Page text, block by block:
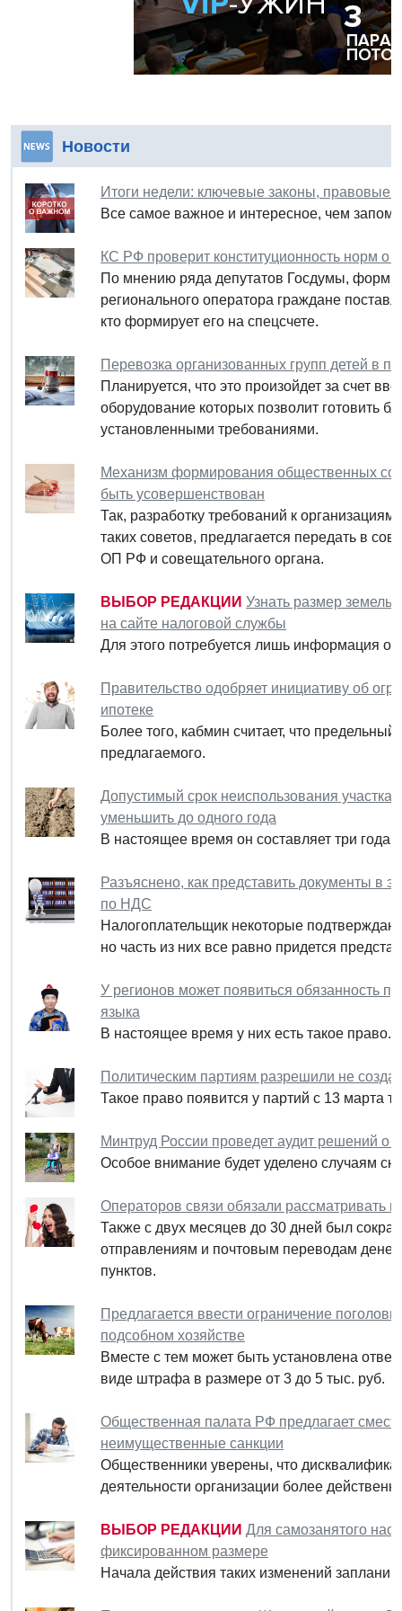
Новости
Итоги недели: ключевые законы, правовые
Все самое важное и интересное, чем
КС РФ проверит конституционность норм о
По мнению ряда депутатов Госдумы,
регионального оператора граждане
кто формирует его на спецсчете.
Перевозка организованных групп детей в
Планируется, что это произойдет за счет
оборудование которых позволит готовить
установленными требованиями.
Механизм формирования общественных
быть усовершенствован
Так, разработку требований к
таких советов, предлагается передать в
ОП РФ и совещательного органа.
ВЫБОР РЕДАКЦИИ Узнать размер
на сайте налоговой службы
Для этого потребуется лишь информация о
Правительство одобряет инициативу об
ипотеке
Более того, кабмин считает, что
предлагаемого.
Допустимый срок неиспользования участка
уменьшить до одного года
В настоящее время он составляет три года.
Разъяснено, как представить документы в
по НДС
Налогоплательщик некоторые
но часть из них все равно придется
У регионов может появиться обязанность
языка
В настоящее время у них есть такое право.
Политическим партиям разрешили не
Такое право появится у партий с 13 марта
Минтруд России проведет аудит решений о
Особое внимание будет уделено случаям
Операторов связи обязали рассматривать
Также с двух месяцев до 30 дней был
отправлениям и почтовым переводам
пунктов.
Предлагается ввести ограничение
подсобном хозяйстве
Вместе с тем может быть установлена
виде штрафа в размере от 3 до 5 тыс. руб.
Общественная палата РФ предлагает
неимущественные санкции
Общественники уверены, что
деятельности организации более
ВЫБОР РЕДАКЦИИ Для самозанятого
фиксированном размере
Начала действия таких изменений